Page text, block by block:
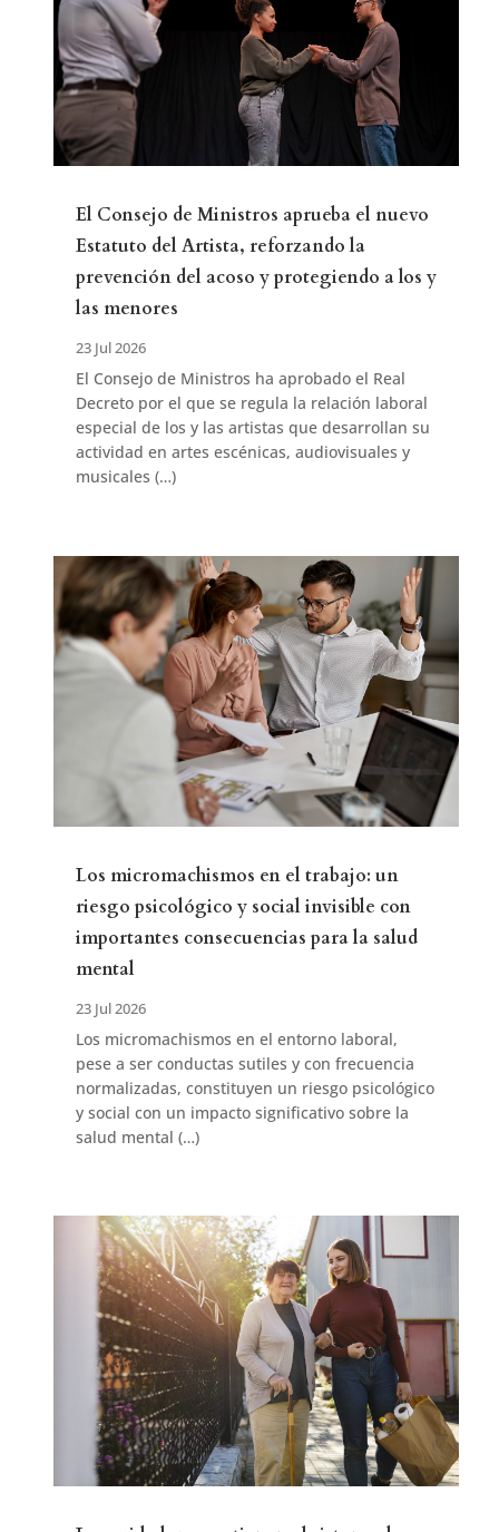
El Consejo de Ministros aprueba el nuevo
Estatuto del Artista, reforzando la
prevención del acoso y protegiendo a los y
las menores
23 Jul 2026
El Consejo de Ministros ha aprobado el Real
Decreto por el que se regula la relación laboral
especial de los y las artistas que desarrollan su
actividad en artes escénicas, audiovisuales y
musicales (…)
Los micromachismos en el trabajo: un
riesgo psicológico y social invisible con
importantes consecuencias para la salud
mental
23 Jul 2026
Los micromachismos en el entorno laboral,
pese a ser conductas sutiles y con frecuencia
normalizadas, constituyen un riesgo psicológico
y social con un impacto significativo sobre la
salud mental (…)